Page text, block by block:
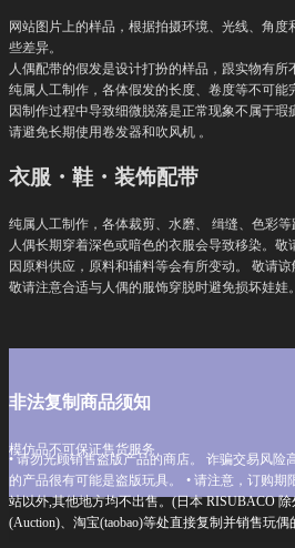
网站图片上的样品，根据拍摄环境、光线、角
些差异。
人偶配带的假发是设计打扮的样品，跟实物有所
纯属人工制作，各体假发的长度、卷度等不可能
因制作过程中导致细微脱落是正常现象不属于瑕
请避免长期使用卷发器和吹风机 。
衣服・鞋・装饰配带
纯属人工制作，各体裁剪、水磨、 缉缝、色彩等
人偶长期穿着深色或暗色的衣服会导致移染。敬
因原料供应，原料和辅料等会有所变动。 敬请谅
敬请注意合适与人偶的服饰穿脱时避免损坏娃娃。
非法复制商品须知
模仿品不可保证售货服务
• 请勿光顾销售盗版产品的商店。 诈骗交易风险
的产品很有可能是盗版玩具。
• 请注意，订购期
站以外,其他地方均不出售。(日本 RISUBACO 除
(Auction)、淘宝(taobao)等处直接复制并销售玩偶